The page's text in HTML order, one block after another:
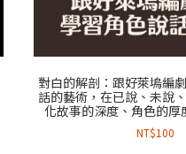
對白的解剖：跟好萊塢編
話的藝術，在已說、未說
化故事的深度、角色的厚
NT$100